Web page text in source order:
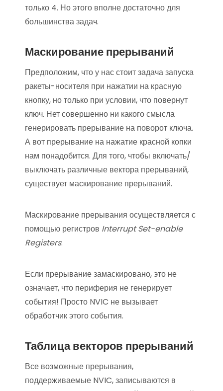
только 4. Но этого вполне достаточно для
большинства задач.
Маскирование прерываний
Предположим, что у нас стоит задача запуска
ракеты-носителя при нажатии на красную
кнопку, но только при условии, что повернут
ключ. Нет совершенно ни какого смысла
генерировать прерывание на поворот ключа.
А вот прерывание на нажатие красной копки
нам понадобится. Для того, чтобы включать/
выключать различные вектора прерываний,
существует маскирование прерываний.
Маскирование прерывания осуществляется с
помощью регистров Interrupt Set-enable
Registers.
Если прерывание замаскировано, это не
означает, что периферия не генерирует
события! Просто NVIC не вызывает
обработчик этого события.
Таблица векторов прерываний
Все возможные прерывания,
поддерживаемые NVIC, записываются в